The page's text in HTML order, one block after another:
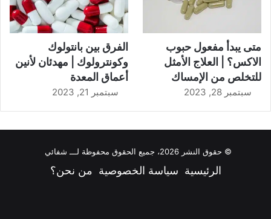
متى يبدأ مفعول حبوب
الاكس؟ | العلاج الأمثل
للتخلص من الإمساك
سبتمبر 28, 2023
الفرق بين بانتولوك
وكونترولوك | مهدئان لأنين
أعماق المعدة
سبتمبر 21, 2023
© حقوق النشر 2026، جميع الحقوق محفوظة لـــ شفائي
الرئيسية سياسة الخصوصية من نحن؟